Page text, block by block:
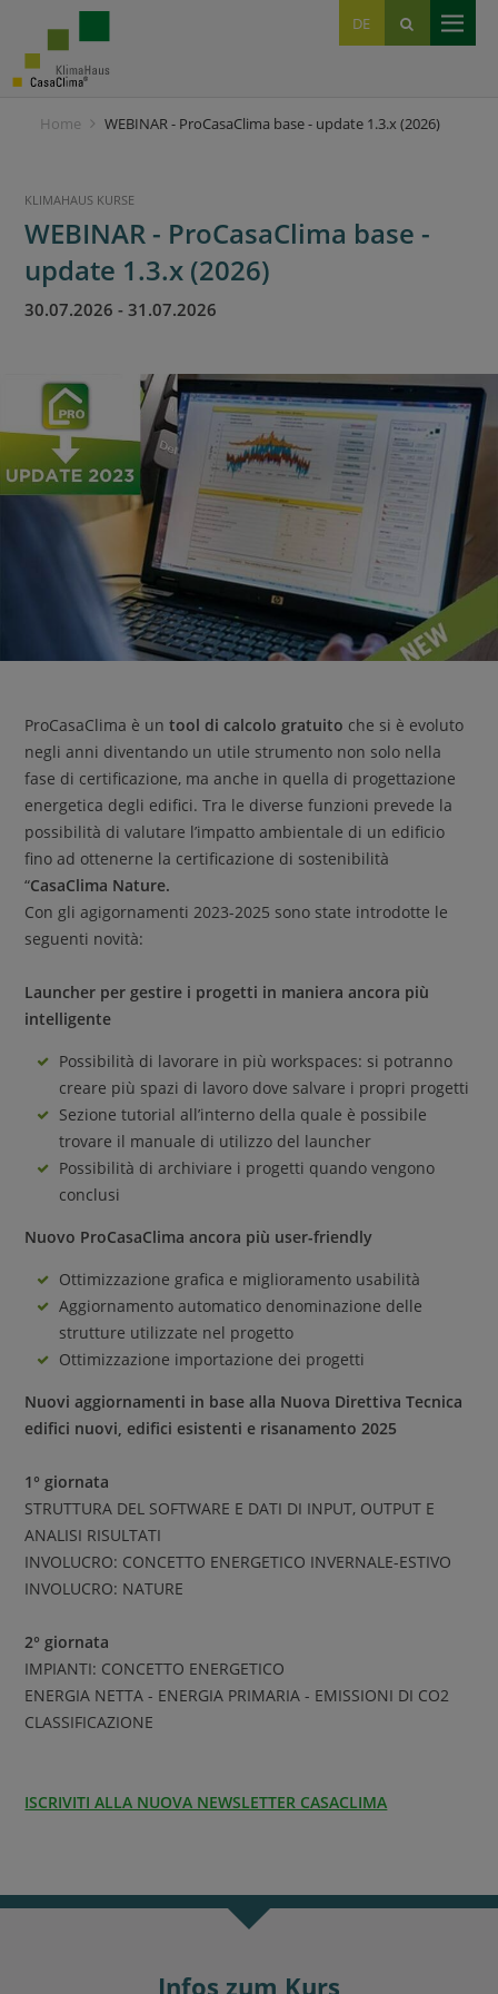
DE
IT
EN
Home WEBINAR - ProCasaClima base - update 1.3.x (2026)
KLIMAHAUS KURSE
WEBINAR - ProCasaClima base -
update 1.3.x (2026)
30.07.2026- 31.07.2026
ProCasaClima è untool di calcolo gratuito che si è evoluto
negli anni diventando un utile strumento non solo nella
fase di certificazione, ma anche in quella di progettazione
energetica degli edifici. Tra le diverse funzioni prevede la
possibilità di valutare l’impatto ambientale di un edificio
fino ad ottenerne la certificazione di sostenibilità
“CasaClima Nature.
Con gli agigornamenti 2023-2025 sono state introdotte le
seguenti novità:
Launcher per gestire i progetti in maniera ancora più
intelligente
Possibilità di lavorare in più workspaces: si potranno
creare più spazi di lavoro dove salvare i propri progetti
Sezione tutorial all’interno della quale è possibile
trovare il manuale di utilizzo del launcher
Possibilità di archiviare i progetti quando vengono
conclusi
Nuovo ProCasaClima ancora più user-friendly
Ottimizzazione grafica e miglioramento usabilità
Aggiornamento automatico denominazione delle
strutture utilizzate nel progetto
Ottimizzazione importazione dei progetti
Nuovi aggiornamenti in base alla Nuova Direttiva Tecnica
edifici nuovi, edifici esistenti e risanamento 2025
1° giornata
STRUTTURA DEL SOFTWARE E DATI DI INPUT, OUTPUT E
ANALISI RISULTATI
INVOLUCRO: CONCETTO ENERGETICO INVERNALE-ESTIVO
INVOLUCRO: NATURE
2° giornata
IMPIANTI: CONCETTO ENERGETICO
ENERGIA NETTA - ENERGIA PRIMARIA - EMISSIONI DI CO2
CLASSIFICAZIONE
ISCRIVITI ALLA NUOVA NEWSLETTER CASACLIMA
Infos zum Kurs